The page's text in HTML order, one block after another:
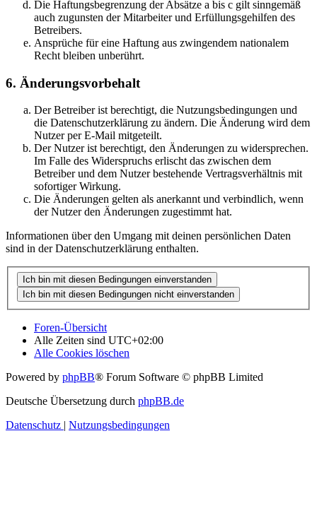
Die Haftungsbegrenzung der Absätze a bis c gilt sinngemäß
auch zugunsten der Mitarbeiter und Erfüllungsgehilfen des
Betreibers.
Ansprüche für eine Haftung aus zwingendem nationalem
Recht bleiben unberührt.
6. Änderungsvorbehalt
Der Betreiber ist berechtigt, die Nutzungsbedingungen und
die Datenschutzerklärung zu ändern. Die Änderung wird dem
Nutzer per E-Mail mitgeteilt.
Der Nutzer ist berechtigt, den Änderungen zu widersprechen.
Im Falle des Widerspruchs erlischt das zwischen dem
Betreiber und dem Nutzer bestehende Vertragsverhältnis mit
sofortiger Wirkung.
Die Änderungen gelten als anerkannt und verbindlich, wenn
der Nutzer den Änderungen zugestimmt hat.
Informationen über den Umgang mit deinen persönlichen Daten
sind in der Datenschutzerklärung enthalten.
Foren-Übersicht
Alle Zeiten sind UTC+02:00
Alle Cookies löschen
Powered by phpBB® Forum Software © phpBB Limited
Deutsche Übersetzung durch phpBB.de
Datenschutz | Nutzungsbedingungen